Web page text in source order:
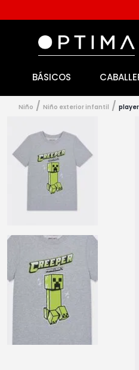
BÁSICOS
niño niño exterior infantil
licencia
playeras caballero
.
sudaderas
pantalones
polo
10
playera manga larga